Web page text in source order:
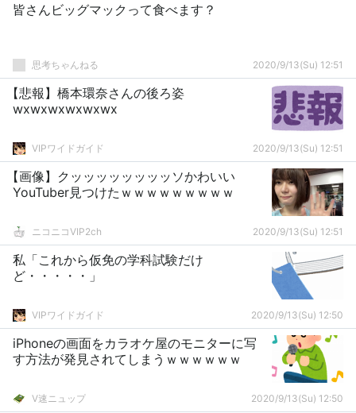
皆さんビッグマックって食べます？
思考ちゃんねる 2020/9/13(Su) 12:51
【悲報】橋本環奈さんの後ろ姿
wxwxwxwxwxwx
VIPワイドガイド 2020/9/13(Su) 12:51
【画像】クッッッッッッッッソかわいい
YouTuber見つけたｗｗｗｗｗｗｗｗｗ
ニコニコVIP2ch 2020/9/13(Su) 12:51
私「これから仮免の学科試験だけ
ど・・・・・」
VIPワイドガイド 2020/9/13(Su) 12:50
iPhoneの画面をカラオケ屋のモニターに写
す方法が発見されてしまうｗｗｗｗｗｗ
V速ニュップ 2020/9/13(Su) 12:50